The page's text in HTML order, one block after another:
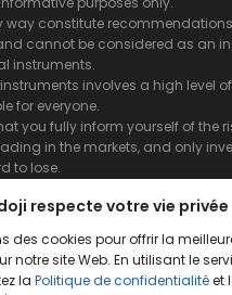
respecte votre vie privée
des cookies pour offrir la
notre site Web. En utilisant le
la Politique de confidentialitéet
way constitute
cannot be considered as an
instruments.
involves a high level
for everyone.
you fully inform yourself of the
in the markets, and only
to lose.
not guarantee the results or the
based on the information
site and its publishing
in the use that may be